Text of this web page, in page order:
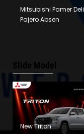
Mitsubishi Pamer
Pajero Absen
New Triton